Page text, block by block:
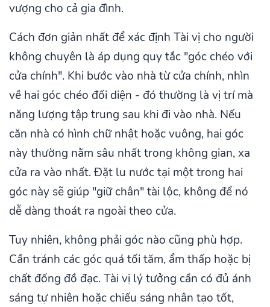
vượng cho cả gia đình.
Cách đơn giản nhất để xác định Tài vị cho người
không chuyên là áp dụng quy tắc "góc chéo với
cửa chính". Khi bước vào nhà từ cửa chính, nhìn
về hai góc chéo đối diện - đó thường là vị trí mà
năng lượng tập trung sau khi đi vào nhà. Nếu
căn nhà có hình chữ nhật hoặc vuông, hai góc
này thường nằm sâu nhất trong không gian, xa
cửa ra vào nhất. Đặt lu nước tại một trong hai
góc này sẽ giúp "giữ chân" tài lộc, không để nó
dễ dàng thoát ra ngoài theo cửa.
Tuy nhiên, không phải góc nào cũng phù hợp.
Cần tránh các góc quá tối tăm, ẩm thấp hoặc bị
chất đống đồ đạc. Tài vị lý tưởng cần có đủ ánh
sáng tự nhiên hoặc chiếu sáng nhân tạo tốt,